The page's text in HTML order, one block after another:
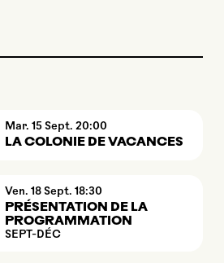
mardi
Mar. 15 septembre
Sept. 20:00
LA COLONIE DE VACANCES
vendredi
Ven. 18 septembre
Sept. 18:30
PRÉSENTATION DE LA
PROGRAMMATION
SEPT-DÉC